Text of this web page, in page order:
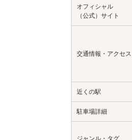
オフィシャル
（公式）サイト
交通情報・アクセス
近くの駅
駐車場詳細
ジャンル・タグ